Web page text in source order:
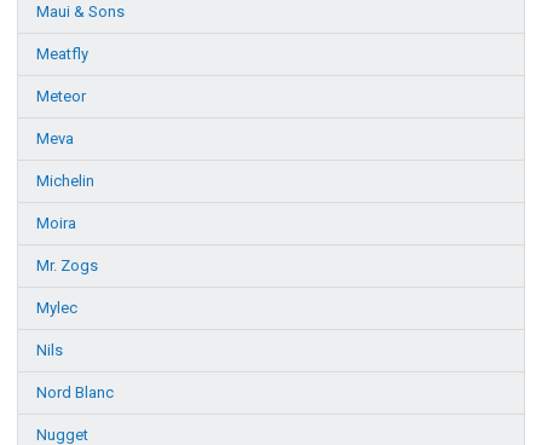
Maui & Sons
Meatfly
Meteor
Meva
Michelin
Moira
Mr. Zogs
Mylec
Nils
Nord Blanc
Nugget